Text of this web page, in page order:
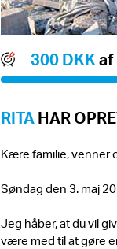
300 DKKaf
RITAHAR
Kære familie, venner
Søndag den 3. maj
Jeg håber, at du vil
være med til at gøre